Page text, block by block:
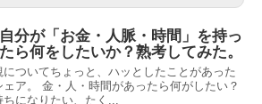
分が「お金・人脈・時間」を持っ
ら何をしたいか？熟考してみた。
についてちょっと、ハッとしたことがあった
ェア。 金・人・時間があったら何がしたい？
ちになりたい、たく...